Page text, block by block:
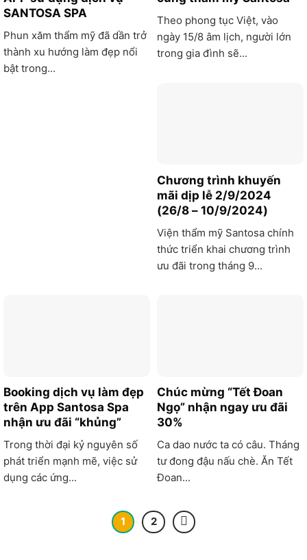
SANTOSA SPA
Phun xăm thẩm mỹ đã dần trở
thành xu hướng làm đẹp nổi
bật trong...
Theo phong tục Việt, vào
ngày 15/8 âm lịch, người lớn
trong gia đình sẽ...
Chương trình khuyến
mãi dịp lễ 2/9/2024
(26/8 – 10/9/2024)
Viện thẩm mỹ Santosa chính
thức triển khai chương trình
ưu đãi trong tháng 9...
Booking dịch vụ làm đẹp
trên App Santosa Spa
nhận ưu đãi “khủng”
Trong thời đại kỷ nguyên số
phát triển mạnh mẽ, việc sử
dụng các ứng...
Chúc mừng “Tết Đoan
Ngọ” nhận ngay ưu đãi
30%
Ca dao nước ta có câu. Tháng
tư đong đậu nấu chè. Ăn Tết
Đoan...
1 2